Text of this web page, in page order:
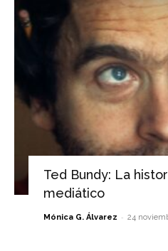
Ted Bundy: La
mediático
Mónica G. Álvarez - 24